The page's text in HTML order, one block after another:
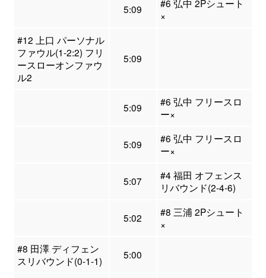
5:09
#6 弘中 2Pシュート
×
#12 上口 パーソナル
ファウル(1-2:2) フリ
ースローオンファウ
ル2
5:09
5:09
#6 弘中 フリースロ
ー×
5:09
#6 弘中 フリースロ
ー×
5:07
#4 福田 オフェンス
リバウンド(2-4-6)
5:02
#8 三浦 2Pシュート
×
#8 田澤 ディフェン
スリバウンド(0-1-1)
5:00